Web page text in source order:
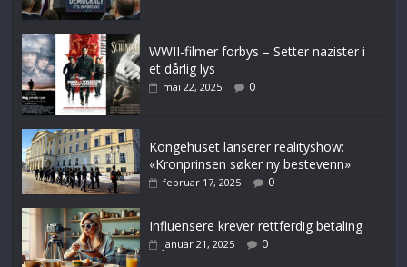
WWII-filmer forbys – Setter nazister i
et dårlig lys
mai 22, 2025 0
Kongehuset lanserer realityshow:
«Kronprinsen søker ny bestevenn»
februar 17, 2025 0
Influensere krever rettferdig betaling
januar 21, 2025 0